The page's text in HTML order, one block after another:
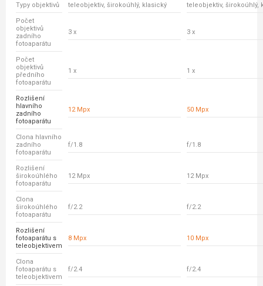
Typy objektivů
teleobjektiv, širokoúhlý, klasický teleobjektiv, širokoúhlý,
Počet
objektivů
zadního
fotoaparátu
3 x 3 x
Počet
objektivů
předního
fotoaparátu
1 x 1 x
Rozlišení
hlavního
zadního
fotoaparátu
12 Mpx 50 Mpx
Clona hlavního
zadního
fotoaparátu
f/1.8 f/1.8
Rozlišení
širokoúhlého
fotoaparátu
12 Mpx 12 Mpx
Clona
širokoúhlého
fotoaparátu
f/2.2 f/2.2
Rozlišení
fotoaparátu s
teleobjektivem
8 Mpx 10 Mpx
Clona
fotoaparátu s
teleobjektivem
f/2.4 f/2.4